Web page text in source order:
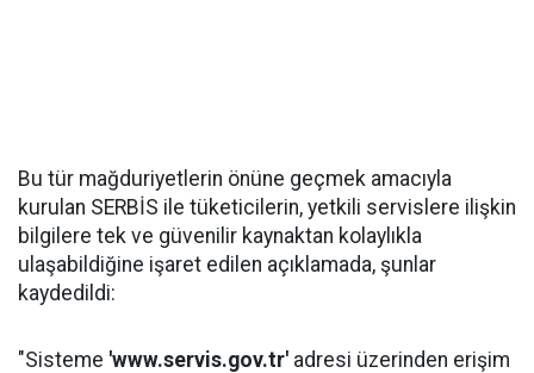
Bu tür mağduriyetlerin önüne geçmek amacıyla
kurulan SERBİS ile tüketicilerin, yetkili servislere ilişkin
bilgilere tek ve güvenilir kaynaktan kolaylıkla
ulaşabildiğine işaret edilen açıklamada, şunlar
kaydedildi:
"Sisteme 'www.servis.gov.tr' adresi üzerinden erişim